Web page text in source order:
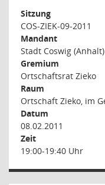
Sitzung
COS-ZIEK-09-2011
Mandant
Stadt Coswig (Anhalt)
Gremium
Ortschaftsrat Zieko
Raum
Ortschaft Zieko, im
Datum
08.02.2011
Zeit
19:00-19:40 Uhr